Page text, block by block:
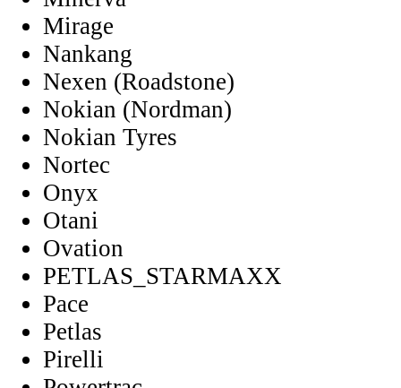
Mirage
Nankang
Nexen (Roadstone)
Nokian (Nordman)
Nokian Tyres
Nortec
Onyx
Otani
Ovation
PETLAS_STARMAXX
Pace
Petlas
Pirelli